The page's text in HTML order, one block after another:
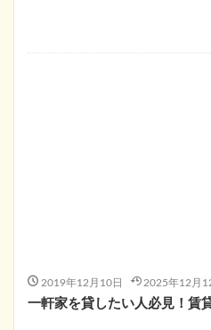
2019年12月10日 2025年12月
一軒家を貸したい人必見！賃